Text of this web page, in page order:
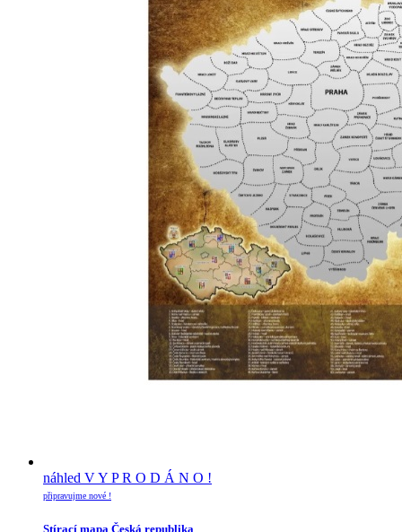
náhled V Y P R O D Á N O !
připravujme nové !
Stírací mapa Česká republika